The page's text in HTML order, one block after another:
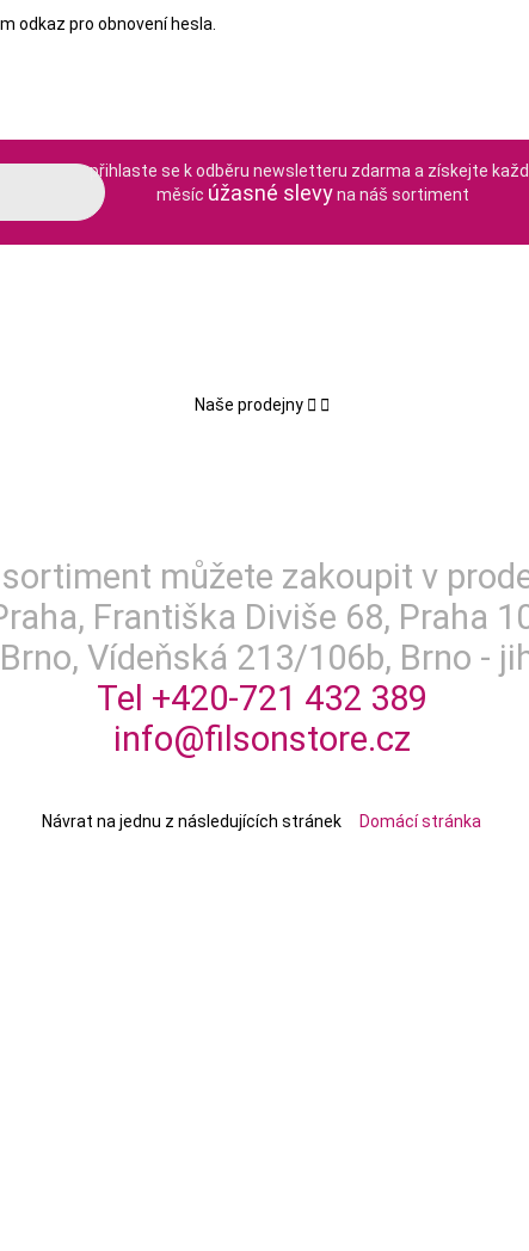
můžete zakoupit v
Františka Diviše 68, Praha
Vídeňská 213/106b, Brno -
Tel +420-721 432 389
info@filsonstore.cz
Návrat na jednu z následujících stránek Domácí stránka
odkaz pro obnovení hesla.
přihlaste se k odběru newsletteru zdarma a získejte
měsíc úžasné slevyna náš sortiment
Naše prodejny  